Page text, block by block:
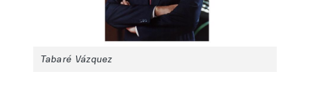
Tabaré Vázquez